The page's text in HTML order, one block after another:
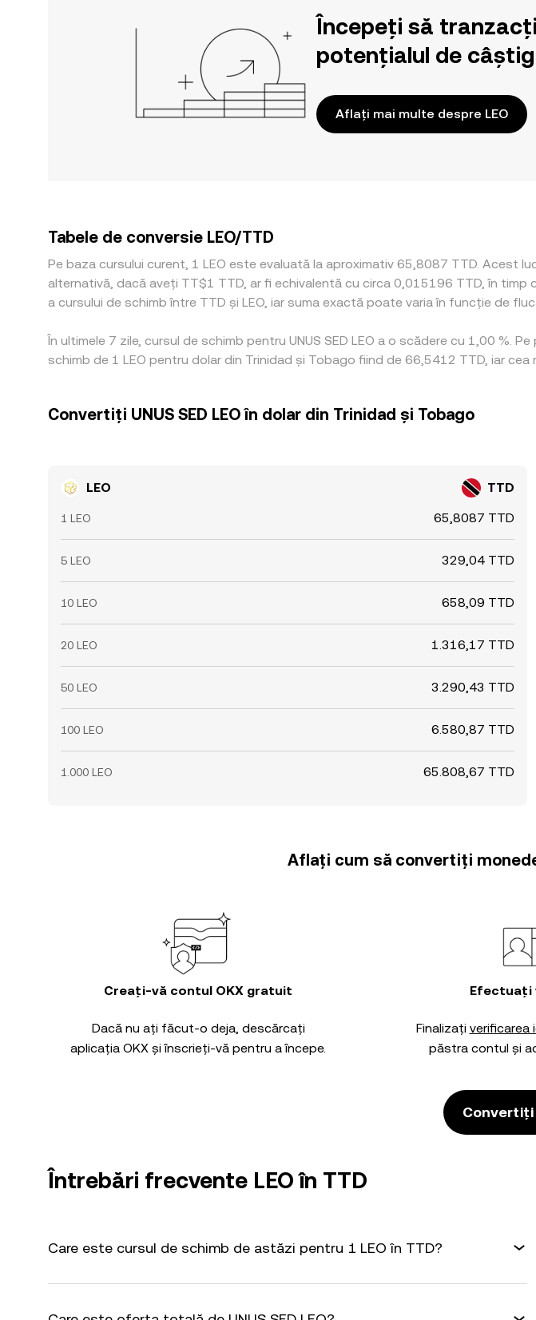
Începeți să
potențialul de
Aflați mai multe despre LEO
Tabele de conversie LEO/TTD
Pe baza cursului curent, 1 LEO este evaluată la aproximativ 65,8087 TTD. Acest
alternativă, dacă aveți TT$1 TTD, ar fi echivalentă cu circa 0,015196 TTD, în
a cursului de schimb între TTD și LEO, iar suma exactă poate varia în funcție de
În ultimele 7 zile, cursul de schimb pentru UNUS SED LEO a o scădere cu 1,00 %.
schimb de 1 LEO pentru dolar din Trinidad și Tobago fiind de 66,5412 TTD, iar
Convertiți UNUS SED LEO în dolar din Trinidad și Tobago
LEO TTD
1 LEO 65,8087 TTD
5 LEO 329,04 TTD
10 LEO 658,09 TTD
20 LEO 1.316,17 TTD
50 LEO 3.290,43 TTD
100 LEO 6.580,87 TTD
1.000 LEO 65.808,67 TTD
Aflați cum să convertiți
Creați-vă contul OKX gratuit
Dacă nu ați făcut-o deja, descărcați
aplicația OKX și înscrieți-vă pentru a începe.
Efectuați
Finalizați verificarea
păstra contul și
Convertiți
Întrebări frecvente LEO în TTD
Care este cursul de schimb de astăzi pentru 1 LEO în TTD?